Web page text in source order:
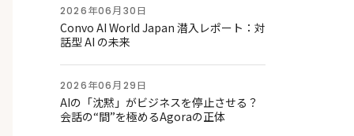
2026年06月30日
Convo AI World Japan 潜入レポート：対
話型 AI の未来
2026年06月29日
AIの「沈黙」がビジネスを停止させる？
会話の“間”を極めるAgoraの正体